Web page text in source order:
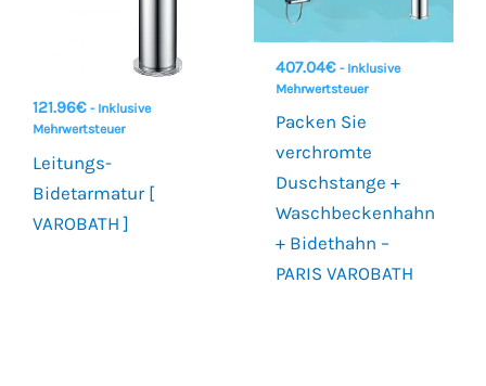
121.96€ - Inklusive
Mehrwertsteuer
Leitungs-
Bidetarmatur [
VAROBATH ]
407.04€ - Inklusive
Mehrwertsteuer
Packen Sie
verchromte
Duschstange +
Waschbeckenhahn
+ Bidethahn –
PARIS VAROBATH